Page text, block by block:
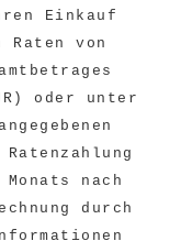
Einkauf
von
oder unter
nach
durch